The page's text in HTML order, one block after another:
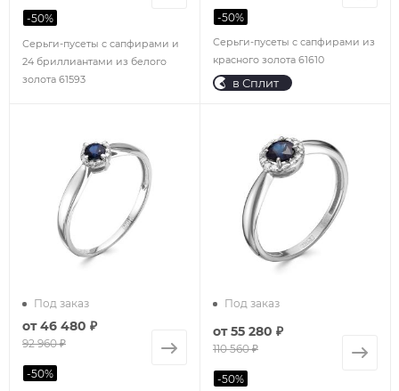
Серьги-пусеты с сапфирами и
24 бриллиантами из белого
золота 61593
-50%
Серьги-пусеты с сапфирами из
красного золота 61610
-50%
в Сплит
Под заказ
от46 480 ₽
92 960 ₽
-50%
Под заказ
от55 280 ₽
110 560 ₽
-50%